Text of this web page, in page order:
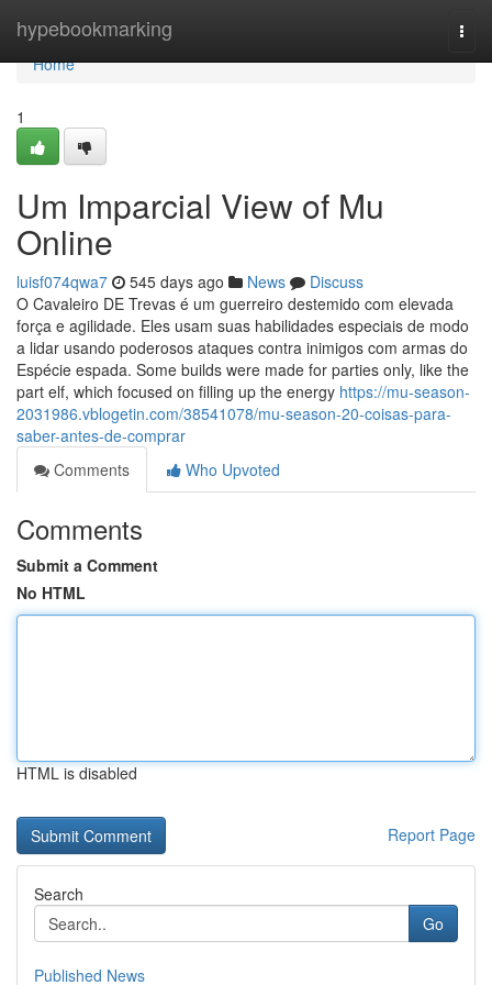
hypebookmarking
Home
Home
1
Um Imparcial View of Mu
Online
luisf074qwa7 545 days ago News
Discuss
O Cavaleiro DE Trevas é um guerreiro destemido com elevada
força e agilidade. Eles usam suas habilidades especiais de modo
a lidar usando poderosos ataques contra inimigos com armas do
Espécie espada. Some builds were made for parties only, like the
part elf, which focused on filling up the energy https://mu-season-
2031986.vblogetin.com/38541078/mu-season-20-coisas-para-
saber-antes-de-comprar
Comments
Who Upvoted
Comments
Submit a Comment
No HTML
HTML is disabled
Report Page
Search
Go
Published News